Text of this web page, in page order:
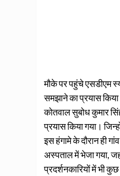
मौके पर पहुंचे एसडीएम
समझाने का प्रयास
कोतवाल सुबोध कुमार
प्रयास किया गया।
इस हंगामे के दौरान ही
अस्पताल में भेजा गया,
प्रदर्शनकारियों में भी